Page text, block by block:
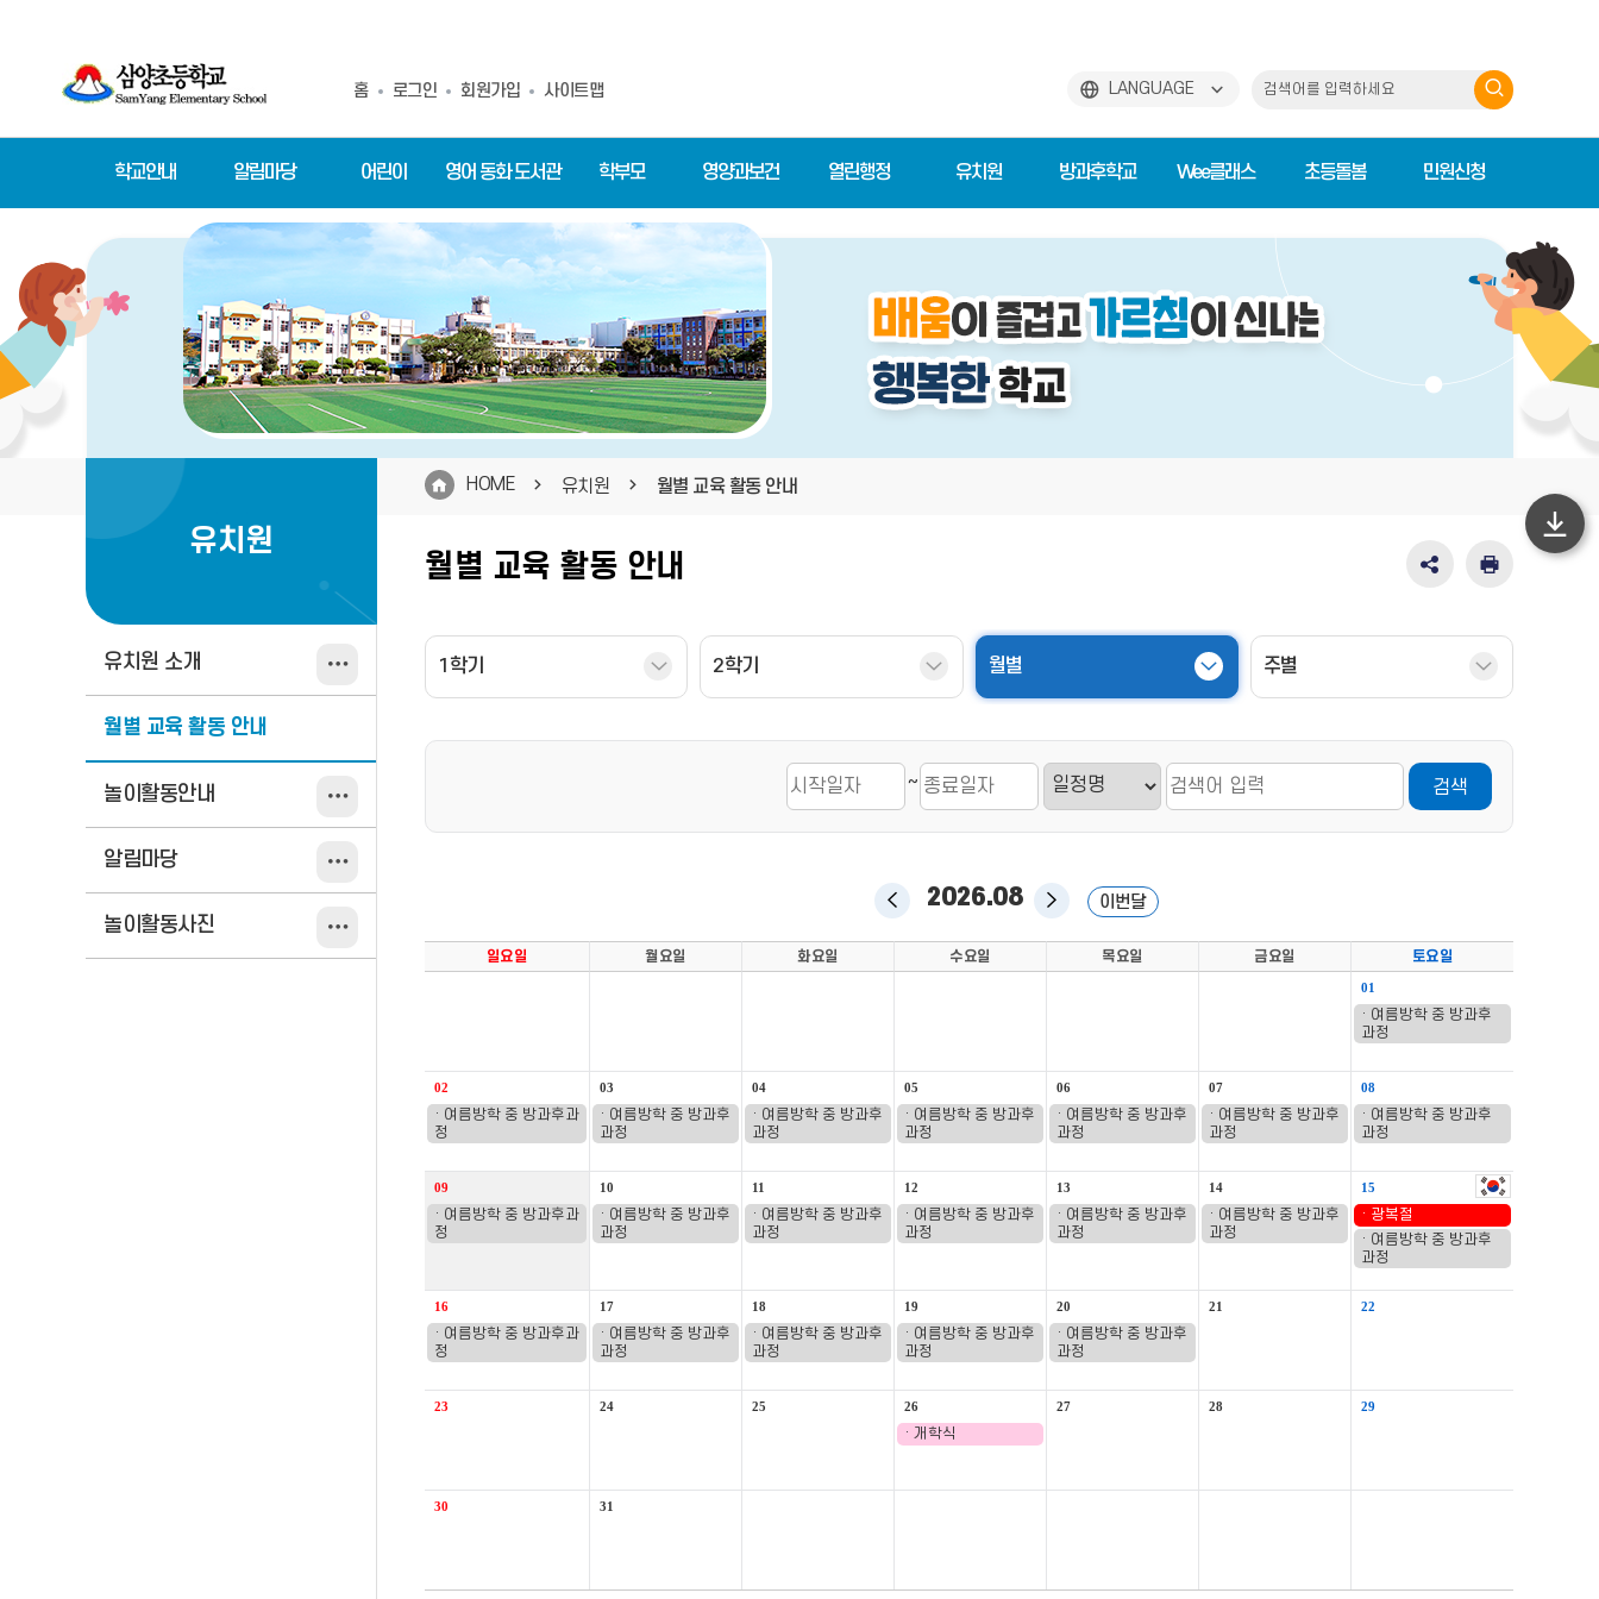
홈 로그인 회원가입 사이트맵 LANGUAGE
검
기
학교안내 알림마당 어린이 영어 동화 도서관 학부모 영양과보건 열린행정 유치원 방과후학교 Wee클래스 초등돌봄 민원신청
유치원
유치원 소개
월별 교육 활동 안내
놀이활동안내
알림마당
놀이활동사진
HOME 유치원 월별 교육 활동 안내
월별 교육 활동 안내
SNS
펼
기
인
1학기 2학기 월별 주별
~ 검색
이전
월
2026.08
다음
월
이번달
안내
안내
달력-
월,
화,
금
구성
일요일 월요일 화요일 수요일 목요일 금요일 토요일
01
· 여름방학 중 방과후
과정
02
· 여름방학 중 방과후과
정
03
· 여름방학 중 방과후
과정
04
· 여름방학 중 방과후
과정
05
· 여름방학 중 방과후
과정
06
· 여름방학 중 방과후
과정
07
· 여름방학 중 방과후
과정
08
· 여름방학 중 방과후
과정
09
· 여름방학 중 방과후과
정
10
· 여름방학 중 방과후
과정
11
· 여름방학 중 방과후
과정
12
· 여름방학 중 방과후
과정
13
· 여름방학 중 방과후
과정
14
· 여름방학 중 방과후
과정
15
· 광복절
· 여름방학 중 방과후
과정
16
· 여름방학 중 방과후과
정
17
· 여름방학 중 방과후
과정
18
· 여름방학 중 방과후
과정
19
· 여름방학 중 방과후
과정
20
· 여름방학 중 방과후
과정
21 22
23 24 25 26
· 개학식
27 28 29
30 31
하